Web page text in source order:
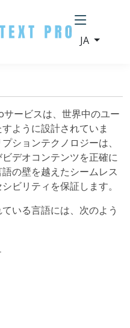
JA
ービスは、世界中のユー
ように設計されていま
ションテクノロジーは、
デオコンテンツを正確に
の壁を越えたシームレス
ビリティを保証します。
いる言語には、次のよう